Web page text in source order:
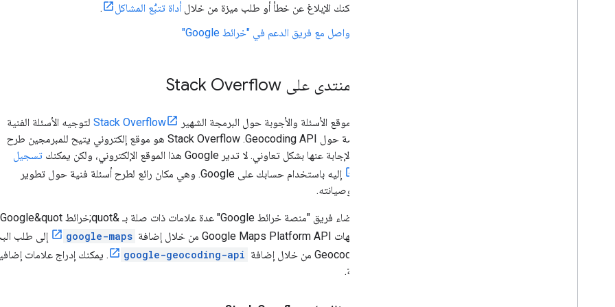
يمكنك الإبلاغ عن خطأ أو طلب ميزة من خلالأداة تتبُّع المشاكل
.
التواصل مع فريق الدعم في "خرائط Google"
دعم المنتدى على Stack Overflow
نستخدم موقع الأسئلة والأجوبة حول البرمجة الشهير Stack Overflow لتوجيه الأسئلة الفنية
المتخصصة حول Geocoding API. ‫Stack Overflow هو موقع إلكتروني يتيح للمبرمجين طرح
الأسئلة والإجابة عنها بشكل تعاوني. لا تدير Google هذا الموقع الإلكتروني، ولكن يمكنك
تسجيل
إليه باستخدام حسابك على Google. وهي مكان رائع لطرح أسئلة فنية حول تطوير
تطبيقك وصيانته.
حول واجهات Google Maps Platform API من خلال إضافة google-maps
إلى طلب
Geocoding API من خلال إضافة
google-geocoding-api
. يمكنك إدراج علامات
ذات الصلة.